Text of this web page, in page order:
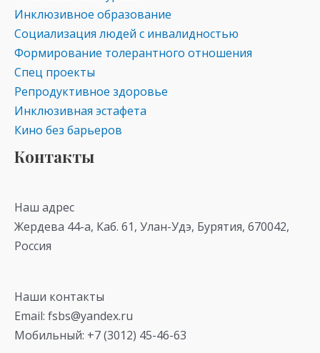
Инклюзивное образование
Социализация людей с инвалидностью
Формирование толерантного отношения
Спец проекты
Репродуктивное здоровье
Инклюзивная эстафета
Кино без барьеров
Контакты
Наш адрес
Жердева 44-а, Каб. 61, Улан-Удэ, Бурятия, 670042,
Россия
Наши контакты
Email: fsbs@yandex.ru
Мобильный: +7 (3012) 45-46-63